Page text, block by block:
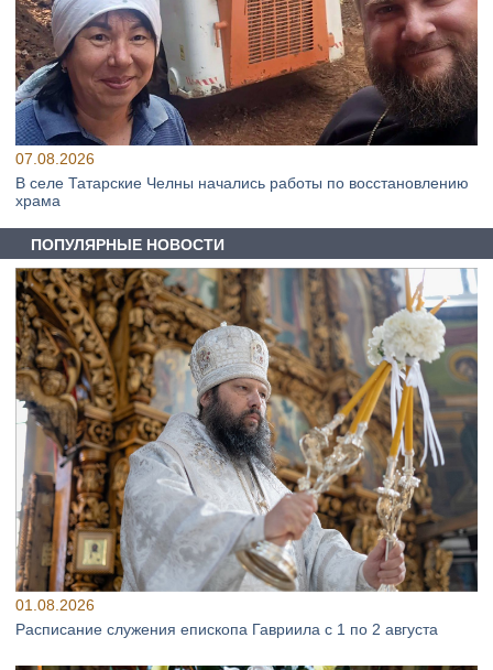
07.08.2026
В селе Татарские Челны начались работы по восстановлению
храма
ПОПУЛЯРНЫЕ НОВОСТИ
01.08.2026
Расписание служения епископа Гавриила с 1 по 2 августа